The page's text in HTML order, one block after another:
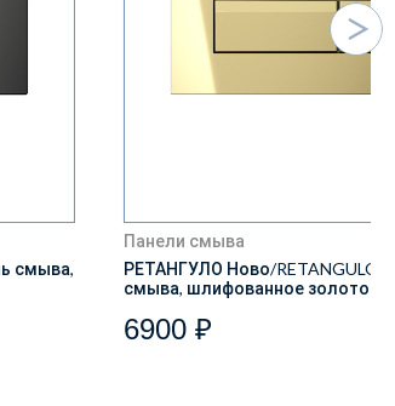
смыва,
Панели смыва
РЕТАНГУЛО Ново/RETANGULO
смыва, шлифованное золото
6900 ₽